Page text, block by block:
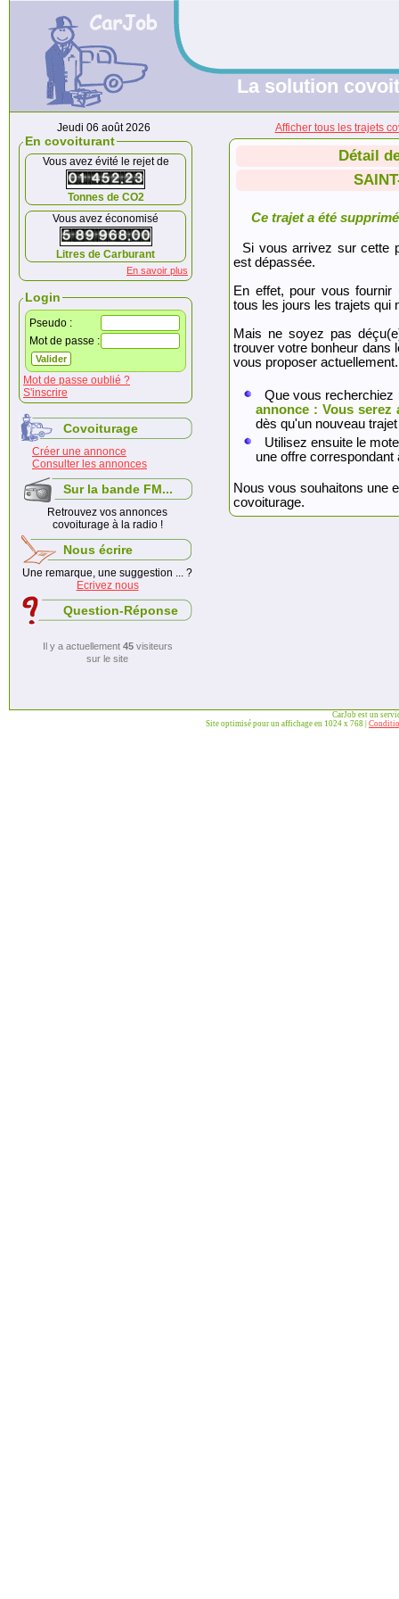
La solution
Jeudi 06 août 2026
En covoiturant
Vous avez évité le rejet de
Tonnes de CO2
Vous avez économisé
Litres de Carburant
En savoir plus
Login
Pseudo :
Mot de passe :
Mot de passe oublié ?
S'inscrire
Covoiturage
Créer une annonce
Consulter les annonces
Sur la bande FM...
Retrouvez vos annonces
covoiturage à la radio !
Nous écrire
Une remarque, une suggestion ... ?
Ecrivez nous
Question-Réponse
Il y a actuellement 45visiteurs
sur le site
Afficher tous les trajets
Détail
Ce trajet a été
Si vous arrivez sur cette
est dépassée.
En effet, pour vous fournir
tous les jours les trajets qui
Mais ne soyez pas
trouver votre bonheur dans
vous proposer actuellement.
Que vous
annonce : Vous serez
dès qu'un nouveau
Utilisez ensuite le
une offre
Nous vous souhaitons une
covoiturage.
CarJob est un
Site optimisé pour un affichage en 1024 x 768 |